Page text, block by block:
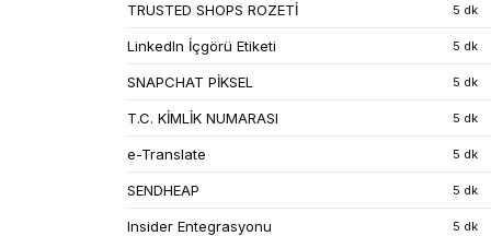
TRUSTED SHOPS ROZETİ 5 dk
LinkedIn İçgörü Etiketi 5 dk
SNAPCHAT PİKSEL 5 dk
T.C. KİMLİK NUMARASI 5 dk
e-Translate 5 dk
SENDHEAP 5 dk
Insider Entegrasyonu 5 dk